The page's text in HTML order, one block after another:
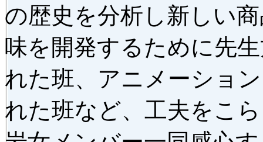
の歴史を分析し新しい
味を開発するために先
れた班、アニメーショ
れた班など、工夫をこ